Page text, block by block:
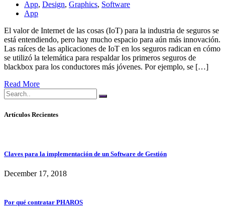
App, Design, Graphics, Software
App
El valor de Internet de las cosas (IoT) para la industria de seguros se
está entendiendo, pero hay mucho espacio para aún más innovación.
Las raíces de las aplicaciones de IoT en los seguros radican en cómo
se utilizó la telemática para respaldar los primeros seguros de
blackbox para los conductores más jóvenes. Por ejemplo, se […]
Read More
Artículos Recientes
Claves para la implementación de un Software de Gestión
December 17, 2018
Por qué contratar PHAROS